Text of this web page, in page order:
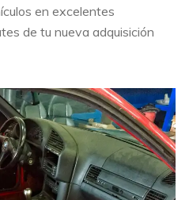
en excelentes
de tu nueva adquisición